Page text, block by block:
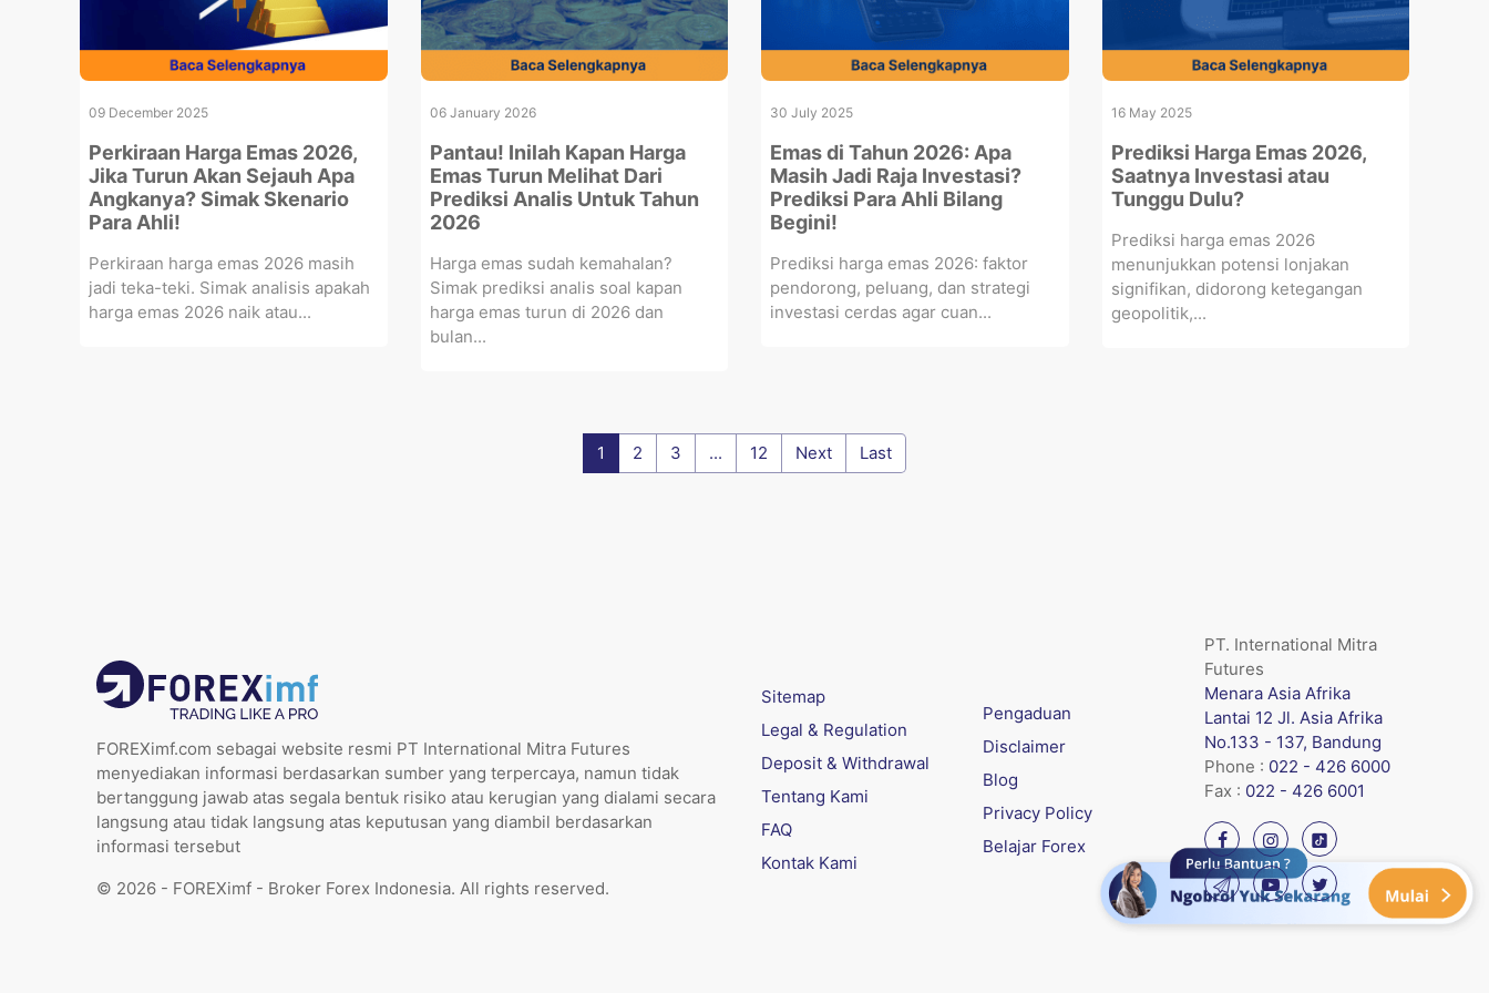
09 December 2025
Perkiraan Harga Emas 2026,
Jika Turun Akan Sejauh Apa
Angkanya? Simak Skenario
Para Ahli!
Perkiraan harga emas 2026 masih
jadi teka-teki. Simak analisis apakah
harga emas 2026 naik atau...
06 January 2026
Pantau! Inilah Kapan Harga
Emas Turun Melihat Dari
Prediksi Analis Untuk Tahun
2026
Harga emas sudah kemahalan?
Simak prediksi analis soal kapan
harga emas turun di 2026 dan
bulan...
30 July 2025
Emas di Tahun 2026: Apa
Masih Jadi Raja Investasi?
Prediksi Para Ahli Bilang
Begini!
Prediksi harga emas 2026: faktor
pendorong, peluang, dan strategi
investasi cerdas agar cuan...
16 May 2025
Prediksi Harga Emas 2026,
Saatnya Investasi atau
Tunggu Dulu?
Prediksi harga emas 2026
menunjukkan potensi lonjakan
signifikan, didorong ketegangan
geopolitik,...
1 2 3 ... 12 Next Last
FOREXimf.com sebagai website resmi PT International Mitra Futures
menyediakan informasi berdasarkan sumber yang terpercaya, namun tidak
bertanggung jawab atas segala bentuk risiko atau kerugian yang dialami secara
langsung atau tidak langsung atas keputusan yang diambil berdasarkan
informasi tersebut
© 2026 - FOREXimf - Broker Forex Indonesia. All rights reserved.
Sitemap
Legal & Regulation
Deposit & Withdrawal
Tentang Kami
FAQ
Kontak Kami
Pengaduan
Disclaimer
Blog
Privacy Policy
Belajar Forex
PT. International Mitra
Futures
Menara Asia Afrika
Lantai 12 Jl. Asia Afrika
No.133 - 137, Bandung
Phone : 022 - 426 6000
Fax : 022 - 426 6001